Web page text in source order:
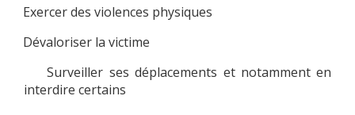
Exercer des violences physiques
Dévaloriser la victime
Surveiller ses déplacements et notamment en
interdire certains